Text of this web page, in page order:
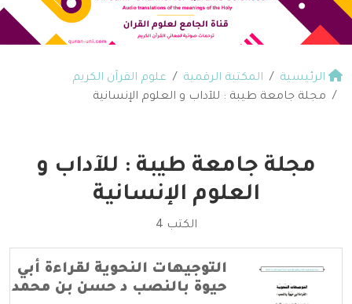
الرئيسية المكتبة الرقمية
علوم القرآن الكريم
مجلة جامعة طيبة : للآداب و العلوم الإنسانية
مجلة جامعة طيبة : للآداب و
العلوم الإنسانية
الكتب 4
التوجيهات النحوية لقراءة أبي
حيوة بالنصب د حسن بن محمد